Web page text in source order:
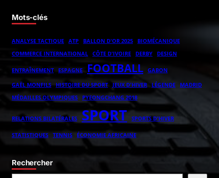
Mots-clés
ANALYSE TACTIQUE ATP BALLON D'OR 2025
BIOMÉCANIQUE
COMMERCE INTERNATIONAL
CÔTE D'IVOIRE DERBY DESIGN
ENTRAÎNEMENT ESPAGNE FOOTBALL GABON
GAËL MONFILS HISTOIRE DU SPORT JEUX D'HIVER LÉGENDE
MADRID
MÉDAILLES OLYMPIQUES
PYEONGCHANG 2018
RELATIONS BILATÉRALES SPORT SPORTS D'HIVER
STATISTIQUES TENNIS ÉCONOMIE AFRICAINE
Rechercher